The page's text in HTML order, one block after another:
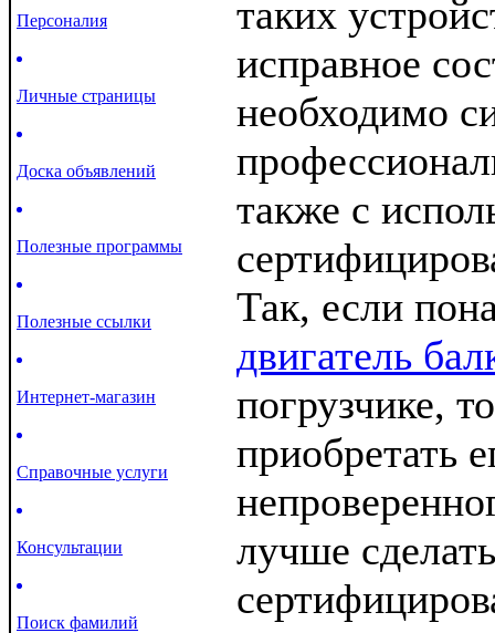
Персоналия
Личные страницы
Доска объявлений
Полезные программы
Полезные ссылки
Интернет-магазин
Справочные услуги
Консультации
Поиск фамилий
таких
исправное
необходимо
также с
Так, если
двигатель
погрузчике,
приобретать
лучше